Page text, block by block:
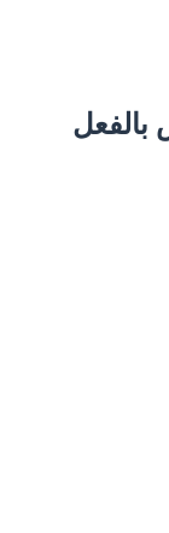
بالفعل